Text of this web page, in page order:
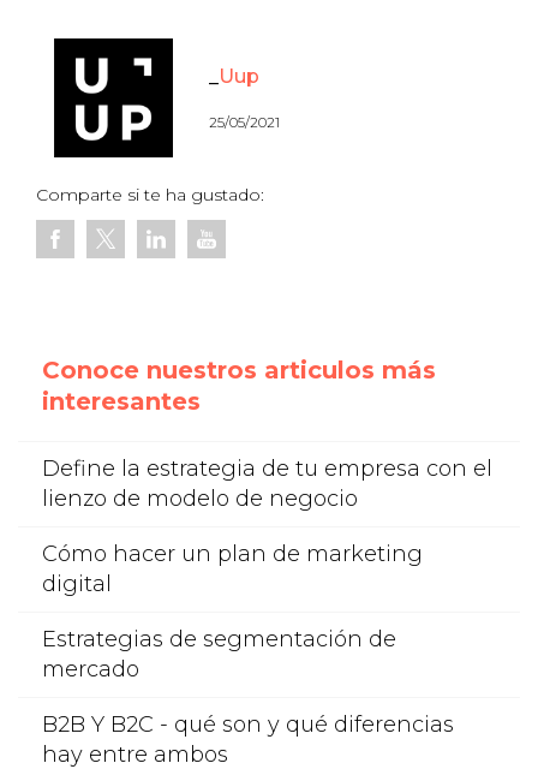
Uup
25/05/2021
Comparte si te ha gustado:
Conoce nuestros articulos más
interesantes
Define la estrategia de tu empresa con el
lienzo de modelo de negocio
Cómo hacer un plan de marketing
digital
Estrategias de segmentación de
mercado
B2B Y B2C - qué son y qué diferencias
hay entre ambos